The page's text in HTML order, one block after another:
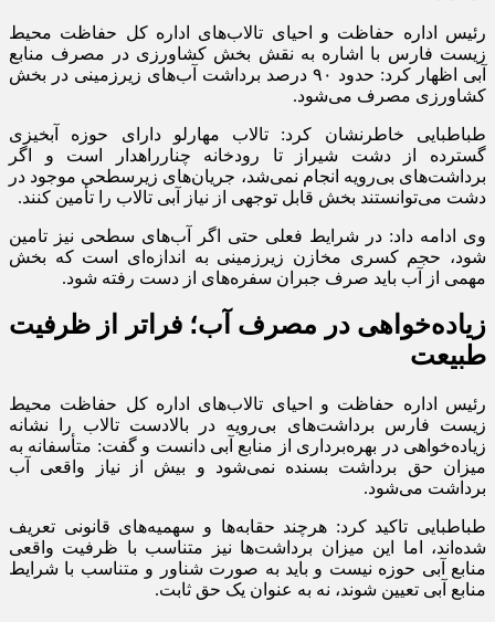
رئیس اداره حفاظت و احیای تالاب‌های اداره کل حفاظت محیط
زیست فارس با اشاره به نقش بخش کشاورزی در مصرف منابع
آبی اظهار کرد: حدود ۹۰ درصد برداشت آب‌های زیرزمینی در بخش
کشاورزی مصرف می‌شود.
طباطبایی خاطرنشان کرد: تالاب مهارلو دارای حوزه آبخیزی
گسترده از دشت شیراز تا رودخانه چنارراهدار است و اگر
برداشت‌های بی‌رویه انجام نمی‌شد، جریان‌های زیرسطحی موجود در
دشت می‌توانستند بخش قابل توجهی از نیاز آبی تالاب را تأمین کنند.
وی ادامه داد: در شرایط فعلی حتی اگر آب‌های سطحی نیز تامین
شود، حجم کسری مخازن زیرزمینی به اندازه‌ای است که بخش
مهمی از آب باید صرف جبران سفره‌های از دست رفته شود.
زیاده‌خواهی در مصرف آب؛ فراتر از ظرفیت
طبیعت
رئیس اداره حفاظت و احیای تالاب‌های اداره کل حفاظت محیط
زیست فارس برداشت‌های بی‌رویه در بالادست تالاب را نشانه
زیاده‌خواهی در بهره‌برداری از منابع آبی دانست و گفت: متأسفانه به
میزان حق برداشت بسنده نمی‌شود و بیش از نیاز واقعی آب
برداشت می‌شود.
طباطبایی تاکید کرد: هرچند حقابه‌ها و سهمیه‌های قانونی تعریف
شده‌اند، اما این میزان برداشت‌ها نیز متناسب با ظرفیت واقعی
منابع آبی حوزه نیست و باید به صورت شناور و متناسب با شرایط
منابع آبی تعیین شوند، نه به عنوان یک حق ثابت.